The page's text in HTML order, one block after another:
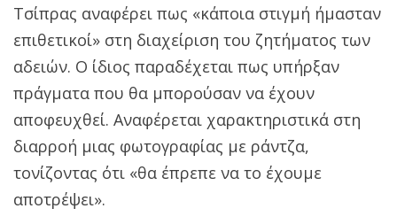
Τσίπρας αναφέρει πως «κάποια στιγμή ήμασταν
επιθετικοί» στη διαχείριση του ζητήματος των
αδειών. Ο ίδιος παραδέχεται πως υπήρξαν
πράγματα που θα μπορούσαν να έχουν
αποφευχθεί. Αναφέρεται χαρακτηριστικά στη
διαρροή μιας φωτογραφίας με ράντζα,
τονίζοντας ότι «θα έπρεπε να το έχουμε
αποτρέψει».